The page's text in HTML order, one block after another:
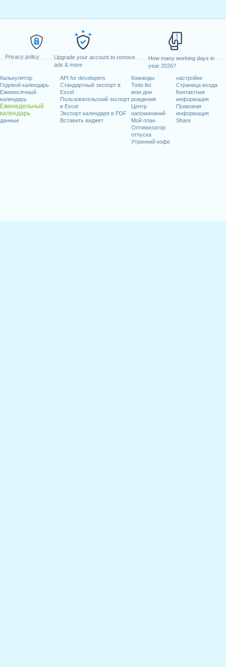
Privacy policy
Upgrade your account to remove
ads & more
How many working days in
year 2026?
Калькулятор
Годовой календарь
Ежемесячный
календарь
Еженедельный
календарь
данные
API for developers
Стандартный экспорт в
Excel
Пользовательский экспорт
в Excel
Экспорт календаря в PDF
Вставить виджет
Команды
Todo list
мои дни
рождения
Центр
напоминаний
Мой план
Оптимизатор
отпуска
Утренний кофе
настройки
Страница входа
Контактная
информация
Правовая
информация
Share